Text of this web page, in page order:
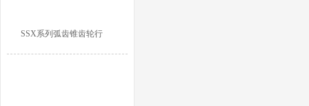
SSX系列弧齿锥齿轮行